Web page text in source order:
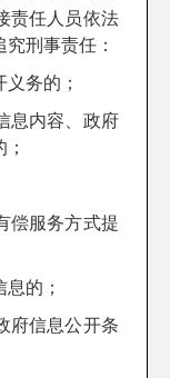
责任人员依法
刑事责任：
务的；
内容、政府
服务方式提
的；
信息公开条